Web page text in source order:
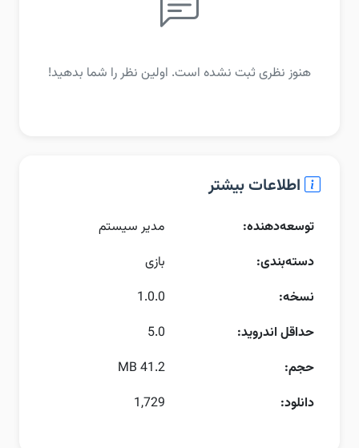
هنوز نظری ثبت نشده است. اولین نظر را شما بدهید!
اطلاعات بیشتر
توسعه‌دهنده:
مدیر سیستم
دسته‌بندی:
بازی
نسخه:
1.0.0
حداقل اندروید:
5.0
حجم:
41.2 MB
دانلود:
1,729